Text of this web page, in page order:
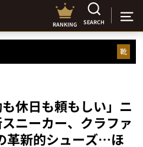
RANKING SEARCH
靴
も休日も頼もしい」ニ
ニーカー、クラファ
革新的シューズ…ほ